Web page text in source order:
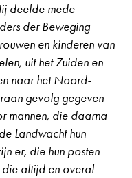
deelde mede
der Beweging
en kinderen van
uit het Zuiden en
naar het Noord-
gevolg gegeven
mannen, die daarna
Landwacht hun
er, die hun posten
die altijd en overal